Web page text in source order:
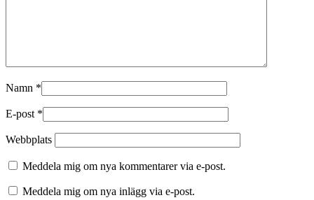
Namn *
E-post *
Webbplats
Meddela mig om nya kommentarer via e-post.
Meddela mig om nya inlägg via e-post.